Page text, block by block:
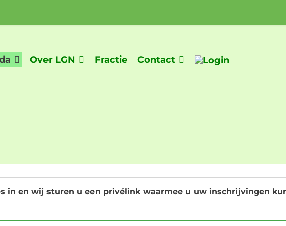
Over LGN Fractie Contact
in en wij sturen u een privélink waarmee u uw inschrijvingen